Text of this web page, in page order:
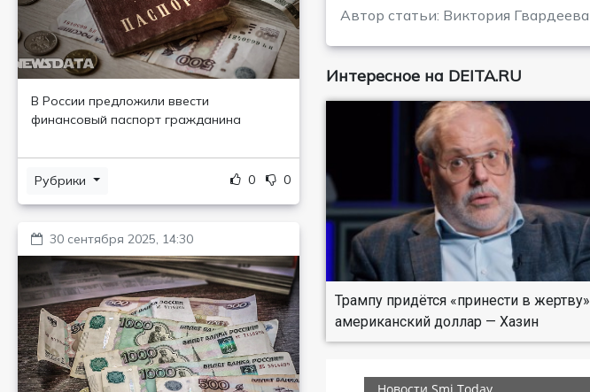
В России предложили ввести
финансовый паспорт гражданина
Рубрики 0 0
30 сентября 2025, 14:30
Автор статьи: Виктория Гвардеева
Интересное на DEITA.RU
Трампу придётся «принести в жертву»
американский доллар — Хазин